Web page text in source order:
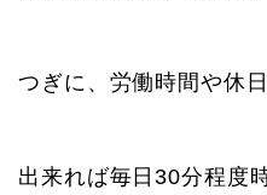
つぎに、労働時間や休日
出来れば毎日30分程度